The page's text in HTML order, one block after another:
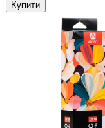
Купити